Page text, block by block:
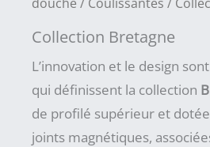
Collection Bretagne
L’innovation et le design
qui définissent la collection
de profilé supérieur et
joints magnétiques,